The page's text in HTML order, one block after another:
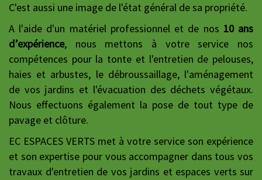
C'est aussi une image de l'état général de sa propriété.
A l'aide d'un matériel professionnel et de nos 10 ans
d’expérience, nous mettons à votre service nos
compétences pour la tonte et l'entretien de pelouses,
haies et arbustes, le débroussaillage, l'aménagement
de vos jardins et l'évacuation des déchets végétaux.
Nous effectuons également la pose de tout type de
pavage et clôture.
EC ESPACES VERTS met à votre service son expérience
et son expertise pour vous accompagner dans tous vos
travaux d'entretien de vos jardins et espaces verts sur